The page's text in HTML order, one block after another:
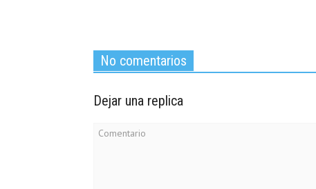
No comentarios
Dejar una replica